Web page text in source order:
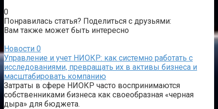
0
Понравилась статья? Поделиться с друзьями:
Вам также может быть интересно
Новости 0
Управление и учет НИОКР: как системно работать с
исследованиями, превращать их в активы бизнеса и
масштабировать компанию
Затраты в сфере НИОКР часто воспринимаются
собственниками бизнеса как своеобразная «черная
дыра» для бюджета.